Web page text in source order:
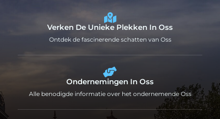
Verken De Unieke Plekken In Oss
Ontdek de fascinerende schatten van Oss
Ondernemingen In Oss
Alle benodigde informatie over het ondernemende Oss